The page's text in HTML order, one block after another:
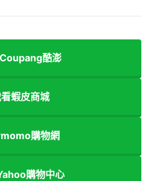
酷澎
蝦皮商城
購物網
購物中心